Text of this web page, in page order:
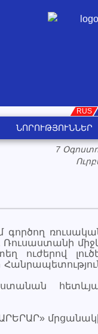
RUS
ՆՈՐՈՒԹՅՈՒՆՆԵՐ
7
Ռուսաստանի
ուժերով